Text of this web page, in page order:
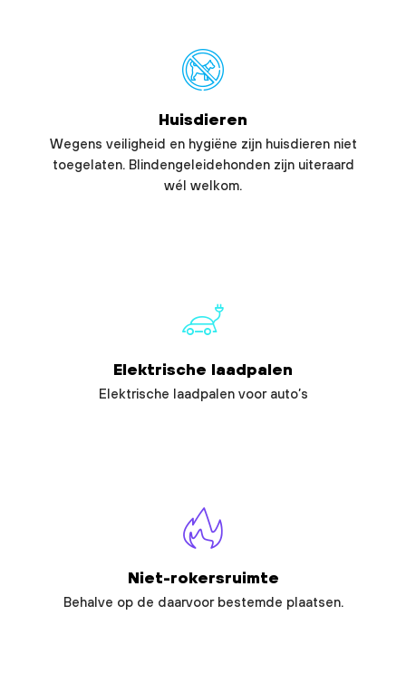
Huisdieren
Wegens veiligheid en hygiëne zijn huisdieren niet
toegelaten. Blindengeleidehonden zijn uiteraard
wél welkom.
Elektrische laadpalen
Elektrische laadpalen voor auto’s
Niet-rokersruimte
Behalve op de daarvoor bestemde plaatsen.